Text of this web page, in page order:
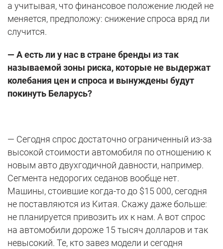
а учитывая, что финансовое положение людей не
меняется, предположу: снижение спроса вряд ли
случится.
— А есть ли у нас в стране бренды из так
называемой зоны риска, которые не выдержат
колебания цен и спроса и вынуждены будут
покинуть Беларусь?
— Сегодня спрос достаточно ограниченный из-за
высокой стоимости автомобиля по отношению к
новым авто двухгодичной давности, например.
Сегмента недорогих седанов вообще нет.
Машины, стоившие когда-то до $15 000, сегодня
не поставляются из Китая. Скажу даже больше:
не планируется привозить их к нам. А вот спрос
на автомобили дороже 15 тысяч долларов и так
невысокий. Те, кто завез модели и сегодня